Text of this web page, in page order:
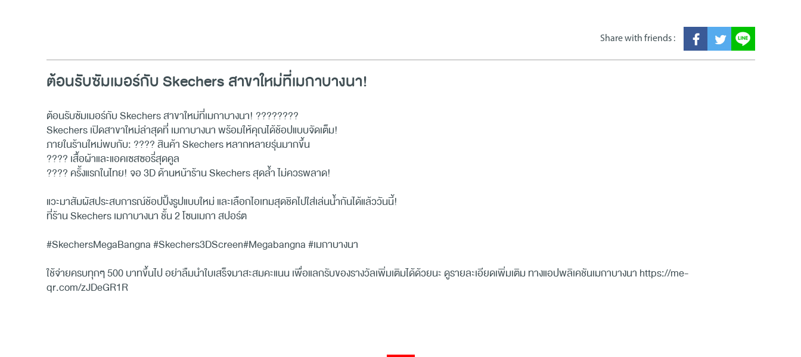
Share with friends :
ต้อนรับซัมเมอร์กับ Skechers สาขาใหม่ที่เมกาบางนา!
ต้อนรับซัมเมอร์กับ Skechers สาขาใหม่ที่เมกาบางนา! ????????
Skechers เปิดสาขาใหม่ล่าสุดที่ เมกาบางนา พร้อมให้คุณได้ช้อปแบบจัดเต็ม!
ภายในร้านใหม่พบกับ: ???? สินค้า Skechers หลากหลายรุ่นมากขึ้น
???? เสื้อผ้าและแอคเซสซอรี่สุดคูล
???? ครั้งแรกในไทย! จอ 3D ด้านหน้าร้าน Skechers สุดล้ำ ไม่ควรพลาด!
แวะมาสัมผัสประสบการณ์ช้อปปิ้งรูปแบบใหม่ และเลือกไอเทมสุดชิคไปใส่เล่นน้ำกันได้แล้ววันนี้!
ที่ร้าน Skechers เมกาบางนา ชั้น 2 โซนเมกา สปอร์ต
#SkechersMegaBangna #Skechers3DScreen#Megabangna #เมกาบางนา
ใช้จ่ายครบทุกๆ 500 บาทขึ้นไป อย่าลืมนำใบเสร็จมาสะสมคะแนน เพื่อแลกรับของรางวัลเพิ่มเติมได้ด้วยนะ ดูรายละเอียดเพิ่มเติม ทางแอปพลิเคชันเมกาบางนา https://me-
qr.com/zJDeGR1R